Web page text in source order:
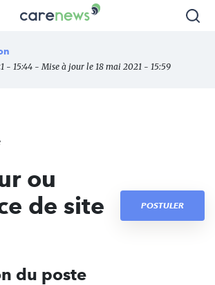
Carenews,
des
- 15:44 - Mise à jour le 18 mai 2021 - 15:59
ou
de site
POSTULER
du poste